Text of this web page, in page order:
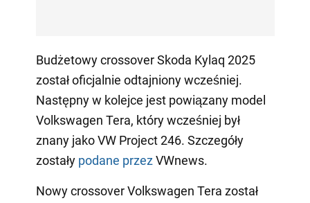
Budżetowy crossover Skoda Kylaq 2025
został oficjalnie odtajniony wcześniej.
Następny w kolejce jest powiązany model
Volkswagen Tera, który wcześniej był
znany jako VW Project 246. Szczegóły
zostały podane przezVWnews.
Nowy crossover Volkswagen Tera został